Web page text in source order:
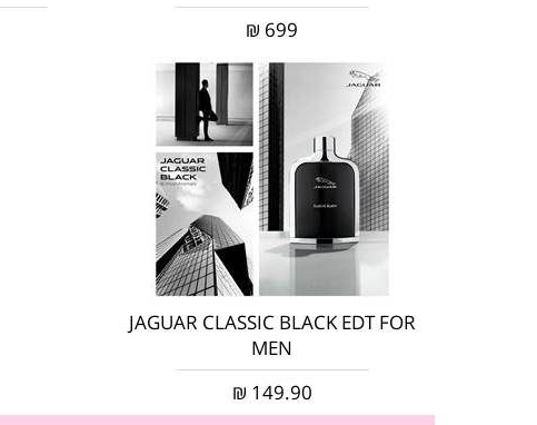
699
₪
JAGUAR CLASSIC BLACK EDT FOR
MEN
149.90
₪